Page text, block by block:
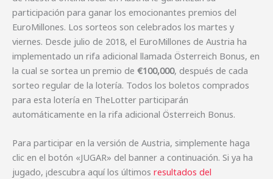
participación para ganar los emocionantes premios del
EuroMillones. Los sorteos son celebrados los martes y
viernes. Desde julio de 2018, el EuroMillones de Austria ha
implementado un rifa adicional llamada Österreich Bonus, en
la cual se sortea un premio de €100,000, después de cada
sorteo regular de la lotería. Todos los boletos comprados
para esta lotería en TheLotter participarán
automáticamente en la rifa adicional Österreich Bonus.
Para participar en la versión de Austria, simplemente haga
clic en el botón «JUGAR» del banner a continuación. Si ya ha
jugado, ¡descubra aquí los últimos resultados del